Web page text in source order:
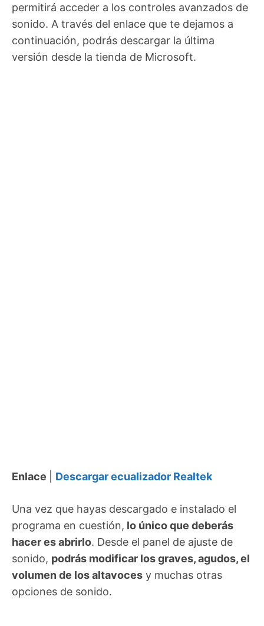
permitirá acceder a los controles avanzados de
sonido. A través del enlace que te dejamos a
continuación, podrás descargar la última
versión desde la tienda de Microsoft.
Enlace Descargar ecualizador Realtek
Una vez que hayas descargado e instalado el
programa en cuestión, lo único que deberás
hacer es abrirlo. Desde el panel de ajuste de
sonido, podrás modificar los graves, agudos, el
volumen de los altavoces y muchas otras
opciones de sonido.